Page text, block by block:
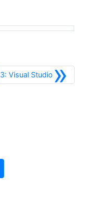
»
3: Visual Studio Siguiente